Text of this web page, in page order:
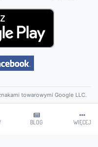
BLOG WIĘCEJ
towarowymi Google LLC.